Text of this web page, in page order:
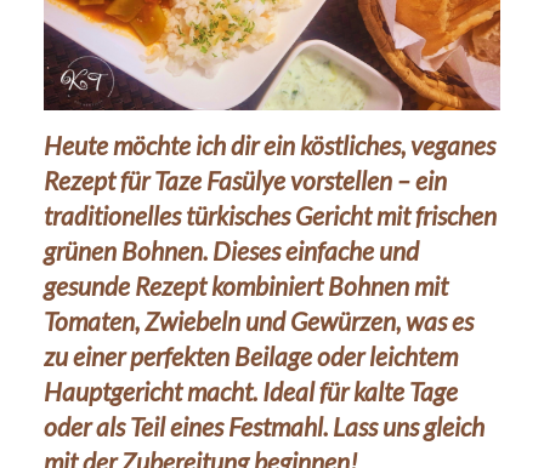
Heute möchte ich dir ein köstliches, veganes
Rezept für Taze Fasülye vorstellen – ein
traditionelles türkisches Gericht mit frischen
grünen Bohnen. Dieses einfache und
gesunde Rezept kombiniert Bohnen mit
Tomaten, Zwiebeln und Gewürzen, was es
zu einer perfekten Beilage oder leichtem
Hauptgericht macht. Ideal für kalte Tage
oder als Teil eines Festmahl. Lass uns gleich
mit der Zubereitung beginnen!